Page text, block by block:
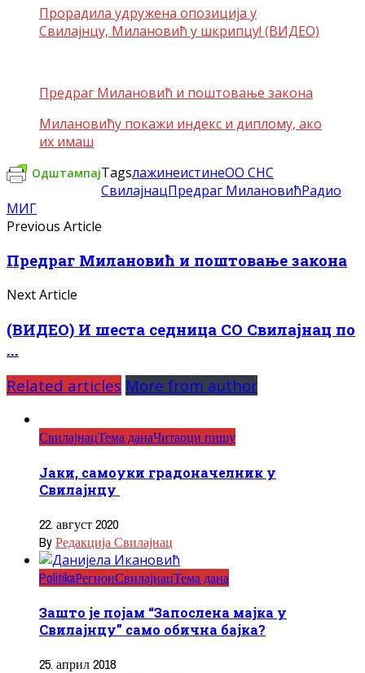
Прорадила удружена опозиција у
Свилајнцу, Милановић у шкрипцу! (ВИДЕО)
Предраг Милановић и поштовање закона
Милановићу покажи индекс и диплому, ако
их имаш
ОдштампајTagsлажинеистинеОО СНС
СвилајнацПредраг МилановићРадио
МИГ
Previous Article
Предраг Милановић и поштовање закона
Next Article
(ВИДЕО) И шеста седница СО Свилајнац по
...
Related articles More from author
СвилајнацТема данаЧитаоци пишу
Јаки, самоуки градоначелник у
Свилајнцу
22. август 2020
ByРедакција Свилајнац
PolitikaРегионСвилајнацТема дана
Зашто је појам “Запослена мајка у
Свилајнцу” само обична бајка?
25. април 2018